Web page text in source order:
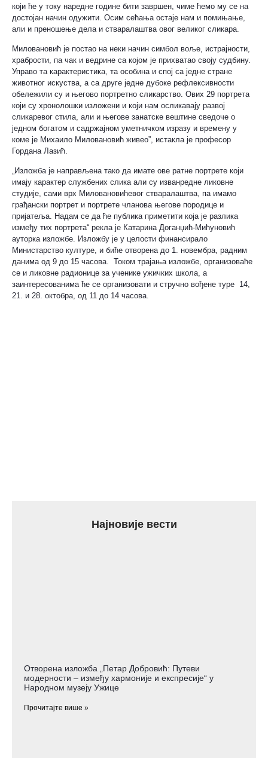
који ће у току наредне године бити завршен, чиме ћемо му се на
достојан начин одужити. Осим сећања остаје нам и помињање,
али и преношење дела и стваралаштва овог великог сликара.
Миловановић је постао на неки начин симбол воље, истрајности,
храбрости, па чак и ведрине са којом је прихватао своју судбину.
Управо та карактеристика, та особина и спој са једне стране
животног искуства, а са друге једне дубоке рефлексивности
обележили су и његово портретно сликарство. Ових 29 портрета
који су хронолошки изложени и који нам осликавају развој
сликаревог стила, али и његове занатске вештине сведоче о
једном богатом и садржајном уметничком изразу и времену у
коме је Михаило Миловановић живео”, истакла је професор
Гордана Лазић.
„Изложба је направљена тако да имате ове ратне портрете који
имају карактер службених слика али су изванредне ликовне
студије, сами врх Миловановићевог стваралаштва, па имамо
грађански портрет и портрете чланова његове породице и
пријатеља. Надам се да ће публика приметити која је разлика
између тих портрета“ рекла је Катарина Доганџић-Мићуновић
ауторка изложбе. Изложбу је у целости финансирало
Министарство културе, и биће отворена до 1. новембра, радним
данима од 9 до 15 часова. Током трајања изложбе, организоваће
се и ликовне радионице за ученике ужичких школа, а
заинтересованима ће се организовати и стручно вођене туре 14,
21. и 28. октобра, од 11 до 14 часова.
Најновије вести
Отворена изложба „Петар Добровић: Путеви
модерности – између хармоније и експресије“ у
Народном музеју Ужице
Прочитајте више »